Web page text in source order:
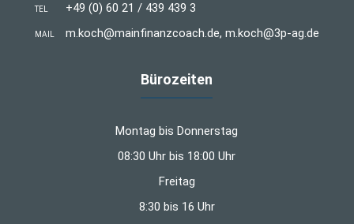
TEL +49 (0) 60 21 / 439 439 3
MAIL m.koch@mainfinanzcoach.de, m.koch@3p-ag.de
Bürozeiten
Montag bis Donnerstag
08:30 Uhr bis 18:00 Uhr
Freitag
8:30 bis 16 Uhr